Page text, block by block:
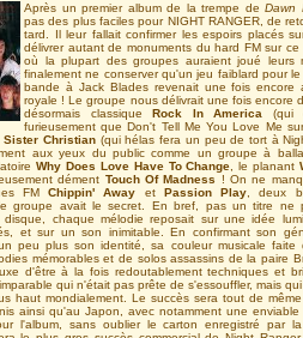
Après un premier album de la trempe de Dawn
pas des plus faciles pour NIGHT RANGER, de
tard. Il leur fallait confirmer les espoirs placés
délivrer autant de monuments du hard FM sur ce
où la plupart des groupes auraient joué leurs
finalement ne conserver qu'un jeu faiblard pour
bande à Jack Blades revenait une fois encore
royale ! Le groupe nous délivrait une fois encore
désormais classique Rock In America (qui
furieusement que Don't Tell Me You Love Me
Sister Christian (qui hélas fera un peu de tort à
aux yeux du public comme un groupe à
Why Does Love Have To Change , le planant
dément Touch Of Madness
! On ne
FM Chippin' Away et Passion Play , deux
groupe avait le secret. En bref, pas un titre ne
chaque mélodie reposait sur une idée
et sur un son inimitable. En confirmant son
peu plus son identité, sa couleur musicale faite
mémorables et de solos assassins de la paire
d'être à la fois redoutablement techniques et
qui n'était pas prête de s'essouffler, mais
haut mondialement. Le succès sera tout de
ainsi qu'au Japon, avec notamment une
l'album, sans oublier le carton enregistré par